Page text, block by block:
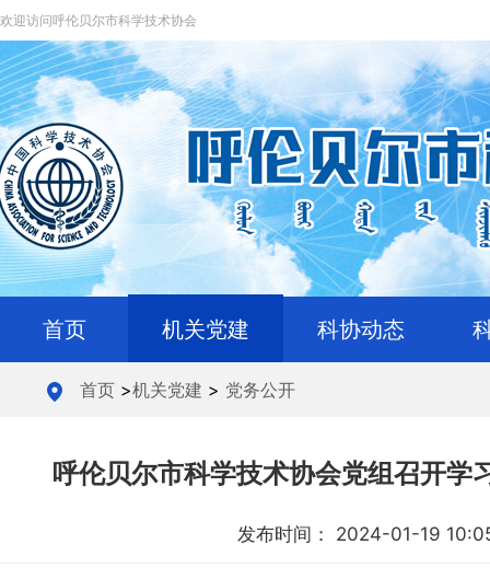
欢迎访问呼伦贝尔市科学技术协会
首页 机关党建 科协动态
首页>机关党建 > 党务公开
呼伦贝尔市科学技术协会党组召开学
发布时间： 2024-01-19